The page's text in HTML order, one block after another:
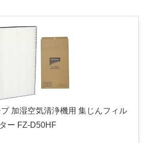
プ 加湿空気清浄機用 集じんフィル
ー FZ-D50HF